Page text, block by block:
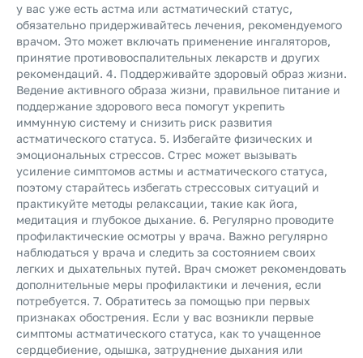
у вас уже есть астма или астматический статус,
обязательно придерживайтесь лечения, рекомендуемого
врачом. Это может включать применение ингаляторов,
принятие противовоспалительных лекарств и других
рекомендаций. 4. Поддерживайте здоровый образ жизни.
Ведение активного образа жизни, правильное питание и
поддержание здорового веса помогут укрепить
иммунную систему и снизить риск развития
астматического статуса. 5. Избегайте физических и
эмоциональных стрессов. Стрес может вызывать
усиление симптомов астмы и астматического статуса,
поэтому старайтесь избегать стрессовых ситуаций и
практикуйте методы релаксации, такие как йога,
медитация и глубокое дыхание. 6. Регулярно проводите
профилактические осмотры у врача. Важно регулярно
наблюдаться у врача и следить за состоянием своих
легких и дыхательных путей. Врач сможет рекомендовать
дополнительные меры профилактики и лечения, если
потребуется. 7. Обратитесь за помощью при первых
признаках обострения. Если у вас возникли первые
симптомы астматического статуса, как то учащенное
сердцебиение, одышка, затруднение дыхания или